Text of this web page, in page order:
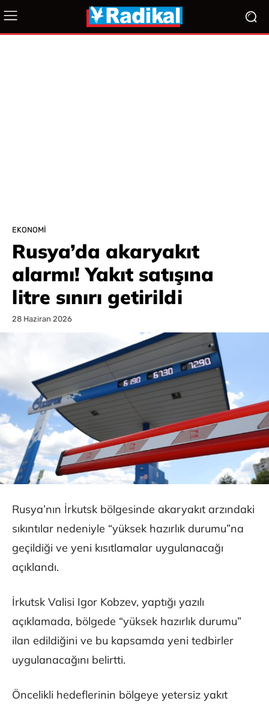
EKONOMI
Rusya’da akaryakıt
alarmı! Yakıt satışına
litre sınırı getirildi
28 Haziran 2026
Rusya’nın İrkutsk bölgesinde akaryakıt arzındaki
sıkıntılar nedeniyle “yüksek hazırlık durumu”na
geçildiği ve yeni kısıtlamalar uygulanacağı
açıklandı.
İrkutsk Valisi Igor Kobzev, yaptığı yazılı
açıklamada, bölgede “yüksek hazırlık durumu”
ilan edildiğini ve bu kapsamda yeni tedbirler
uygulanacağını belirtti.
Öncelikli hedeflerinin bölgeye yetersiz yakıt